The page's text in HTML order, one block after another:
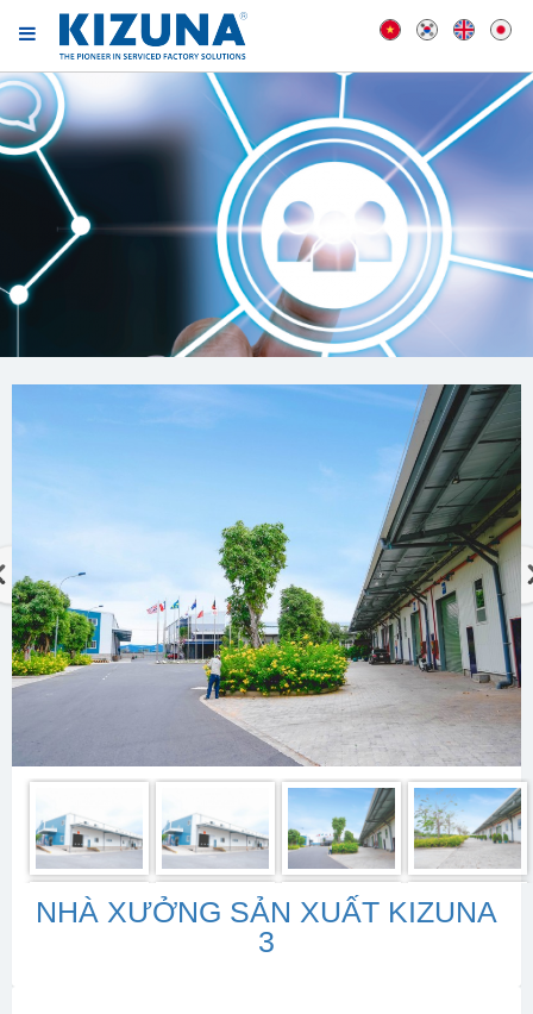
NHÀ XƯỞNG SẢN XUẤT KIZUNA
3